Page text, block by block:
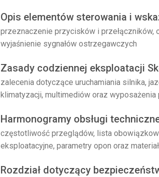
Opis elementów sterowania i
przeznaczenie przycisków i przełączników,
wyjaśnienie sygnałów ostrzegawczych
Zasady codziennej eksploatacji
zalecenia dotyczące uruchamiania silnika,
klimatyzacji, multimediów oraz
Harmonogramy obsługi
częstotliwość przeglądów, lista
eksploatacyjne, parametry opon oraz
Rozdział dotyczący